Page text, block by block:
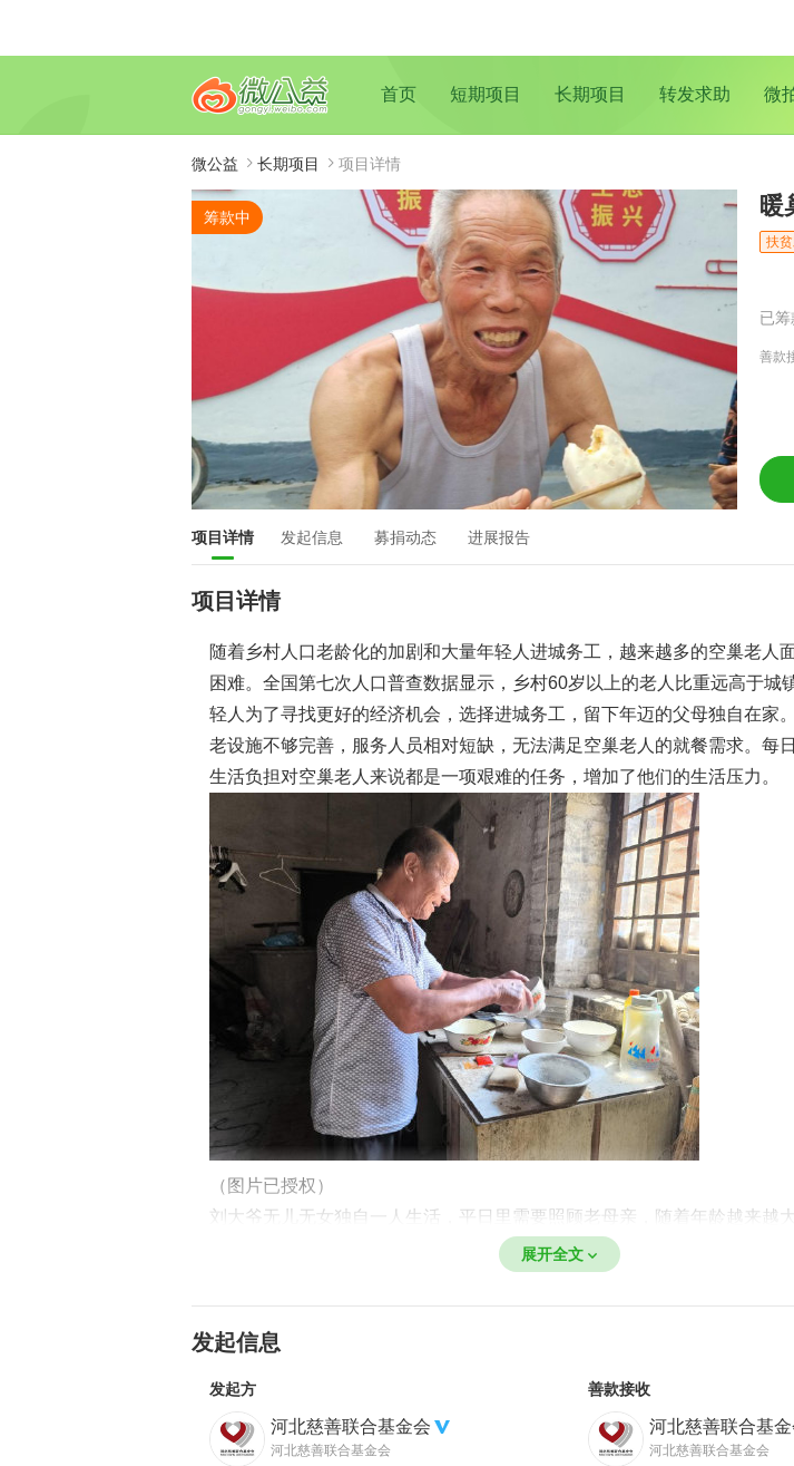
首页 短期项目 长期项目 转发求助 微
微公益 长期项目 项目详情
筹款中 暖
扶
已
善款
项目详情 发起信息 募捐动态 进展报告
项目详情
随着乡村人口老龄化的加剧和大量年轻人进城务工，越来越多的空巢老人
困难。全国第七次人口普查数据显示，乡村60岁以上的老人比重远高于城
轻人为了寻找更好的经济机会，选择进城务工，留下年迈的父母独自在家
老设施不够完善，服务人员相对短缺，无法满足空巢老人的就餐需求。每
生活负担对空巢老人来说都是一项艰难的任务，增加了他们的生活压力。
（图片已授权）
刘大爷无儿无女独自一人生活，平日里需要照顾老母亲，随着年龄越来越
是每况愈下，很多老年慢性病只能依靠吃药维持。当志愿者来到刘大爷家
用的设备，他和母亲每日的饭菜只能简单凑合。
展开全文
发起信息
发起方
河北慈善联合基金会
河北慈善联合基金会
善款接收
河北慈善联合基金
河北慈善联合基金会